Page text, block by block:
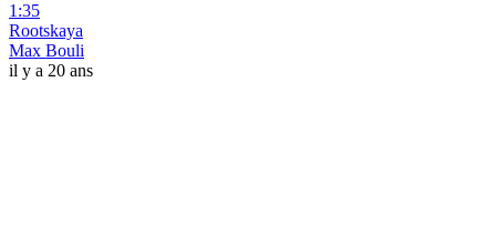
1:35
Rootskaya
Max Bouli
il y a 20 ans